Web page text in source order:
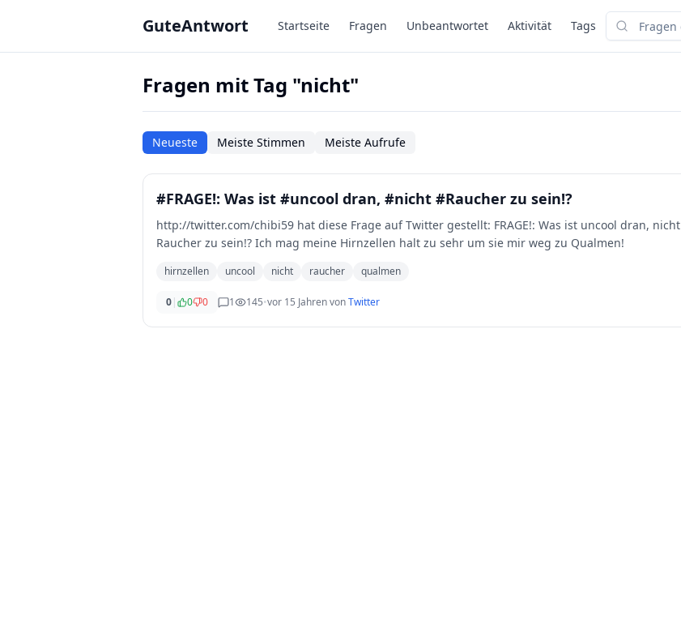
GuteAntwort Startseite Fragen Unbeantwortet Aktivität Tags
Suchen
Fragen mit Tag "nicht"
Neueste Meiste Stimmen Meiste Aufrufe
#FRAGE!: Was ist #uncool dran, #nicht #Raucher zu sein!?
http://twitter.com/chibi59 hat diese Frage auf Twitter gestellt: FRAGE!: Was ist uncool dran, nicht
Raucher zu sein!? Ich mag meine Hirnzellen halt zu sehr um sie mir weg zu Qualmen!
hirnzellen uncool nicht raucher qualmen
0| 0 0 1 145•vor 15 JahrenvonTwitter